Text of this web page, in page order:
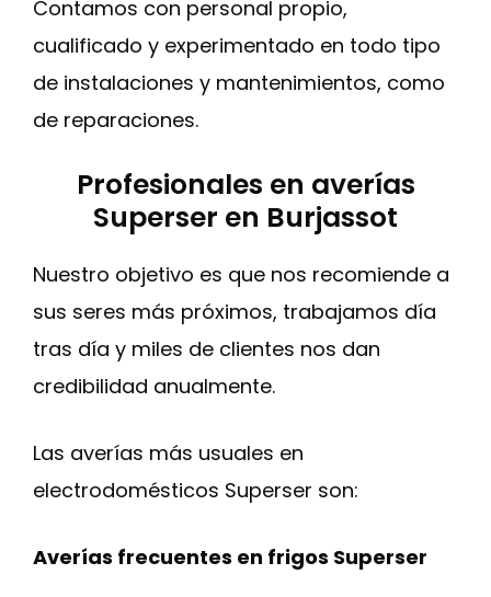
Contamos con personal propio,
cualificado y experimentado en todo tipo
de instalaciones y mantenimientos, como
de reparaciones.
Profesionales en averías
Superser en Burjassot
Nuestro objetivo es que nos recomiende a
sus seres más próximos, trabajamos día
tras día y miles de clientes nos dan
credibilidad anualmente.
Las averías más usuales en
electrodomésticos Superser son:
Averías frecuentes en frigos Superser